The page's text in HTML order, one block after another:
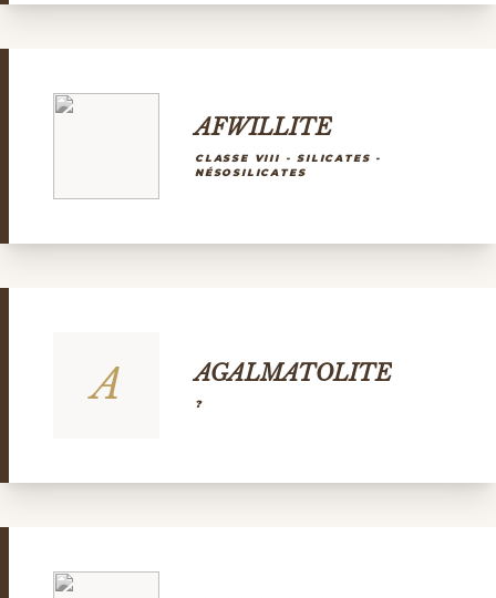
AFWILLITE
CLASSE VIII - SILICATES -
NÉSOSILICATES
A AGALMATOLITE
?